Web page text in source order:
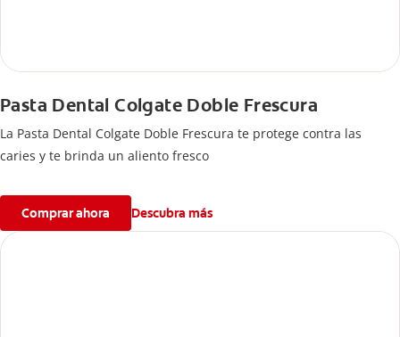
Pasta Dental Colgate Doble Frescura
La Pasta Dental Colgate Doble Frescura te protege contra las
caries y te brinda un aliento fresco
Comprar ahora Descubra más